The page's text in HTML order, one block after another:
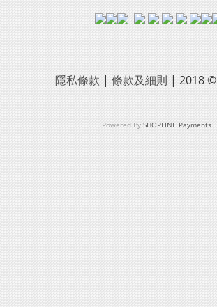
隱私條款 | 條款及細則 | 2018 ©
Powered By SHOPLINE Payments